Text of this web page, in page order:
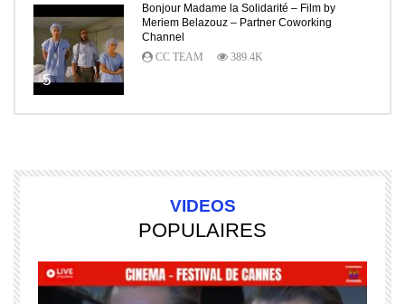
5
Bonjour Madame la Solidarité – Film by
Meriem Belazouz – Partner Coworking
Channel
CC TEAM
389.4K
VIDEOS
POPULAIRES